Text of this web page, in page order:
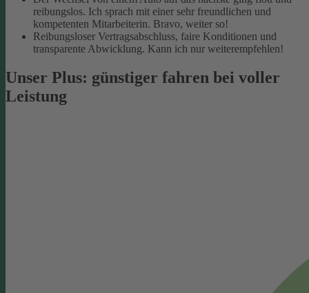
reibungslos. Ich sprach mit einer sehr freundlichen und
kompetenten Mitarbeiterin. Bravo, weiter so!
Reibungsloser Vertragsabschluss, faire Konditionen und
transparente Abwicklung. Kann ich nur weiterempfehlen!
Unser Plus: günstiger fahren bei voller
Leistung